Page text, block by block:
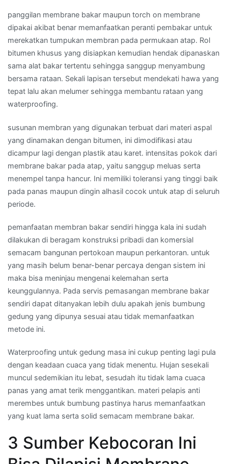
panggilan membrane bakar maupun torch on membrane
dipakai akibat benar memanfaatkan peranti pembakar untuk
merekatkan tumpukan membran pada permukaan atap. Rol
bitumen khusus yang disiapkan kemudian hendak dipanaskan
sama alat bakar tertentu sehingga sanggup menyambung
bersama rataan. Sekali lapisan tersebut mendekati hawa yang
tepat lalu akan melumer sehingga membantu rataan yang
waterproofing.
susunan membran yang digunakan terbuat dari materi aspal
yang dinamakan dengan bitumen, ini dimodifikasi atau
dicampur lagi dengan plastik atau karet. intensitas pokok dari
membrane bakar pada atap, yaitu sanggup meluas serta
menempel tanpa hancur. Ini memiliki toleransi yang tinggi baik
pada panas maupun dingin alhasil cocok untuk atap di seluruh
periode.
pemanfaatan membran bakar sendiri hingga kala ini sudah
dilakukan di beragam konstruksi pribadi dan komersial
semacam bangunan pertokoan maupun perkantoran. untuk
yang masih belum benar-benar percaya dengan sistem ini
maka bisa meninjau mengenai kelemahan serta
keunggulannya. Pada servis pemasangan membrane bakar
sendiri dapat ditanyakan lebih dulu apakah jenis bumbung
gedung yang dipunya sesuai atau tidak memanfaatkan
metode ini.
Waterproofing untuk gedung masa ini cukup penting lagi pula
dengan keadaan cuaca yang tidak menentu. Hujan sesekali
muncul sedemikian itu lebat, sesudah itu tidak lama cuaca
panas yang amat terik menggantikan. materi pelapis anti
merembes untuk bumbung pastinya harus memanfaatkan
yang kuat lama serta solid semacam membrane bakar.
3 Sumber Kebocoran Ini